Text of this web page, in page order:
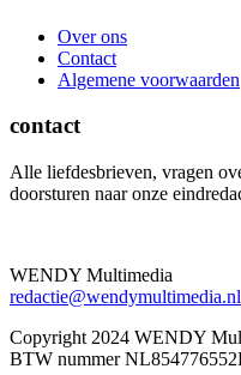
Over ons
Contact
Algemene voorwaarden
contact
Alle liefdesbrieven, vragen
doorsturen naar onze
WENDY Multimedia
redactie@wendymultimedia.nl
Copyright 2024 WENDY
BTW nummer